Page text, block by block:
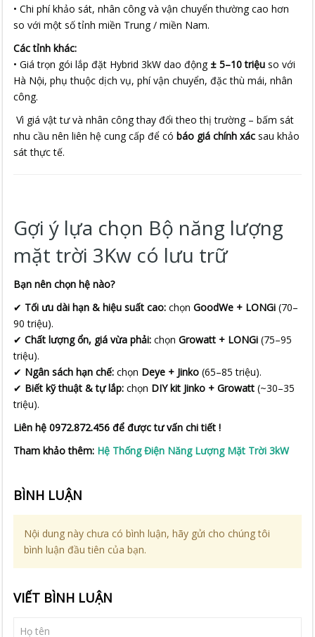
• Chi phí khảo sát, nhân công và vận chuyển thường cao hơn
so với một số tỉnh miền Trung / miền Nam.
Các tỉnh khác:
• Giá trọn gói lắp đặt Hybrid 3kW dao động ± 5–10 triệu so với
Hà Nội, phụ thuộc dịch vụ, phí vận chuyển, đặc thù mái, nhân
công.
Vì giá vật tư và nhân công thay đổi theo thị trường – bấm sát
nhu cầu nên liên hệ cung cấp để cóbáo giá chính xác sau khảo
sát thực tế.
Gợi ý lựa chọn Bộ năng lượng
mặt trời 3Kw có lưu trữ
Bạn nên chọn hệ nào?
✔ Tối ưu dài hạn & hiệu suất cao: chọnGoodWe + LONGi (70–
90 triệu).
✔Chất lượng ổn, giá vừa phải: chọnGrowatt + LONGi (75–95
triệu).
✔ Ngân sách hạn chế: chọn Deye + Jinko (65–85 triệu).
✔ Biết kỹ thuật & tự lắp: chọn DIY kit Jinko + Growatt (~30–35
triệu).
Liên hệ 0972.872.456 để được tư vấn chi tiết !
Tham khảo thêm: Hệ Thống Điện Năng Lượng Mặt Trời 3kW
BÌNH LUẬN
Nội dung này chưa có bình luận, hãy gửi cho chúng tôi
bình luận đầu tiên của bạn.
VIẾT BÌNH LUẬN